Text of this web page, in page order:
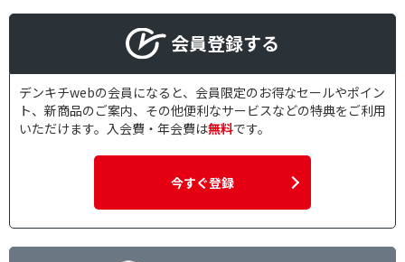
会員登録する
デンキチwebの会員になると、会員限定のお得なセールやポイン
ト、新商品のご案内、その他便利なサービスなどの特典をご利用
いただけます。入会費・年会費は無料です。
今すぐ登録